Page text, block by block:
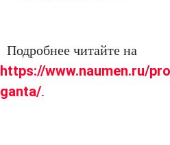
Подробнее читайте на
https://www.naumen.ru/
ganta/.